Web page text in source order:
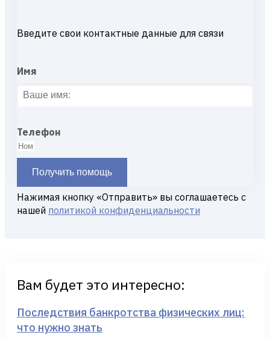
Введите свои контактные данные для связи
Имя
Телефон
Получить помощь
Нажимая кнопку «Отправить» вы соглашаетесь с
нашей политикой конфиденциальности
Вам будет это интересно:
Последствия банкротства физических лиц:
что нужно знать